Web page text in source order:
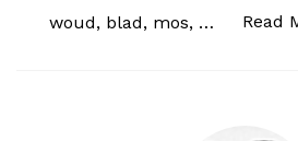
woud, blad, mos, …
Read